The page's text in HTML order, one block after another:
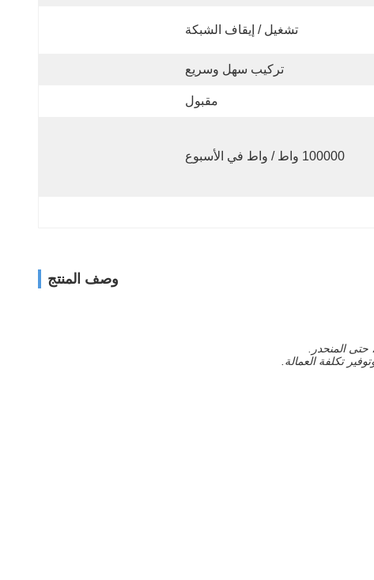
تشغيل / إيقاف الشبكة
تركيب سهل وسريع
مقبول
100000 واط / واط في الأسبوع
وصف المنتج
المنحدر.
تكلفة العمالة.